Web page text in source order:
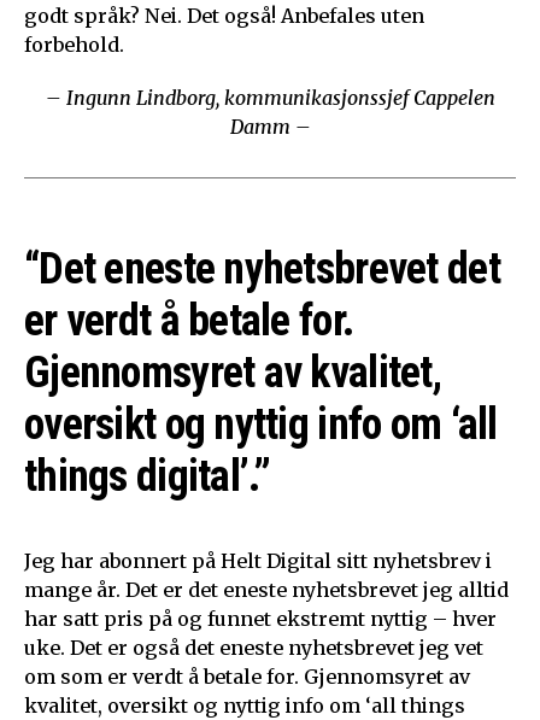
godt språk? Nei. Det også! Anbefales uten
forbehold.
– Ingunn Lindborg, kommunikasjonssjef Cappelen
Damm –
“Det eneste nyhetsbrevet det
er verdt å betale for.
Gjennomsyret av kvalitet,
oversikt og nyttig info om ‘all
things digital’.”
Jeg har abonnert på Helt Digital sitt nyhetsbrev i
mange år. Det er det eneste nyhetsbrevet jeg alltid
har satt pris på og funnet ekstremt nyttig – hver
uke. Det er også det eneste nyhetsbrevet jeg vet
om som er verdt å betale for. Gjennomsyret av
kvalitet, oversikt og nyttig info om ‘all things